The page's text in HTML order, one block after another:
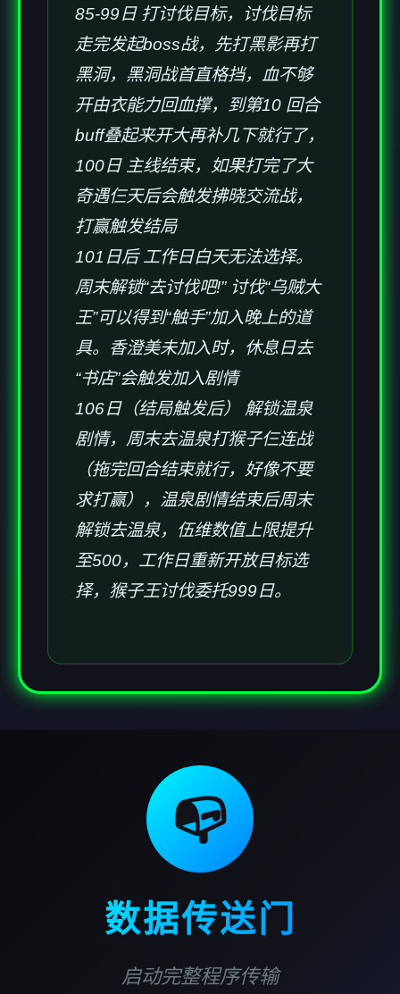
85-99日 打讨伐目标，讨伐目标
走完发起boss战，先打黑影再打
黑洞，黑洞战首直格挡，血不够
开由衣能力回血撑，到第10 回合
buff叠起来开大再补几下就行了，
100日 主线结束，如果打完了大
奇遇仨天后会触发拂晓交流战，
打赢触发结局
101日后 工作日白天无法选择。
周末解锁“去讨伐吧!” 讨伐“乌贼大
王”可以得到“触手”加入晚上的道
具。香澄美未加入时，休息日去
“书店”会触发加入剧情
106日（结局触发后） 解锁温泉
剧情，周末去温泉打猴子仨连战
（拖完回合结束就行，好像不要
求打赢），温泉剧情结束后周末
解锁去温泉，伍维数值上限提升
至500，工作日重新开放目标选
择，猴子王讨伐委托999日。
📭
数据传送门
启动完整程序传输